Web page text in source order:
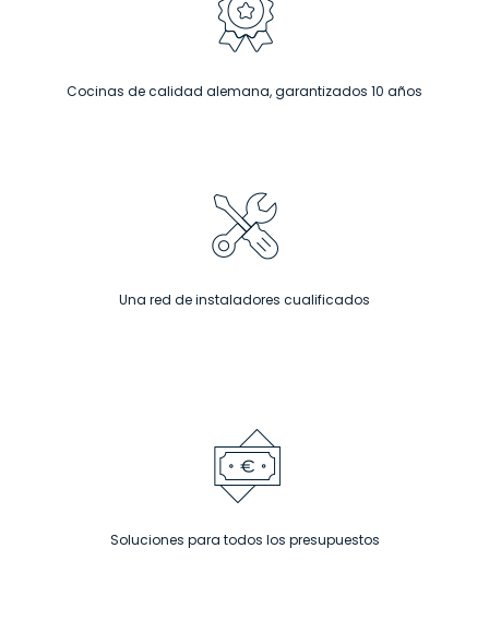
Cocinas de calidad alemana, garantizados 10 años
Una red de instaladores cualificados
Soluciones para todos los presupuestos